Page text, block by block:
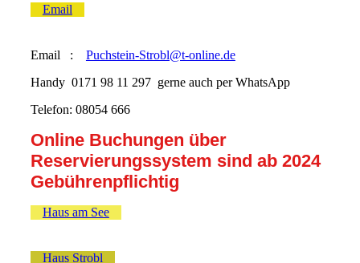
Email
Email : Puchstein-Strobl@t-online.de
Handy 0171 98 11 297 gerne auch per WhatsApp
Telefon: 08054 666
Online Buchungen über
Reservierungssystem sind ab 2024
Gebührenpflichtig
Haus am See
Haus Strobl